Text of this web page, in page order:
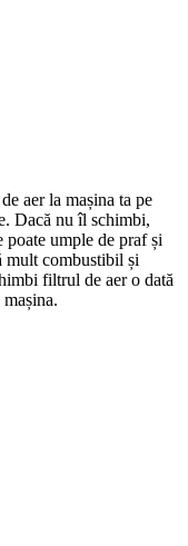
aer la mașina ta pe
Dacă nu îl schimbi,
poate umple de praf și
mult combustibil și
filtrul de aer o dată